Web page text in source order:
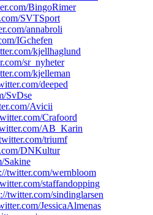
BingoRimer
SVTSport
annabroli
IGchefen
kjellhaglund
sr_ nyheter
kjelleman
deeped
SvDse
Avicii
Crafoord
AB_Karin
triumf
DNKultur
Sakine
twitter.com/wernbloom
staffandopping
twitter.com/sindinglarsen
JessicaAlmenas